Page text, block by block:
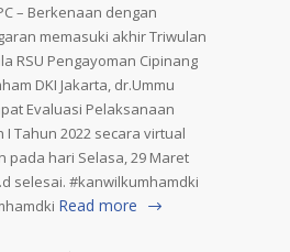
– Berkenaan dengan
memasuki akhir Triwulan
RSU Pengayoman Cipinang
DKI Jakarta, dr.Ummu
Evaluasi Pelaksanaan
I Tahun 2022 secara virtual
pada hari Selasa, 29 Maret
selesai. #kanwilkumhamdki
Read more